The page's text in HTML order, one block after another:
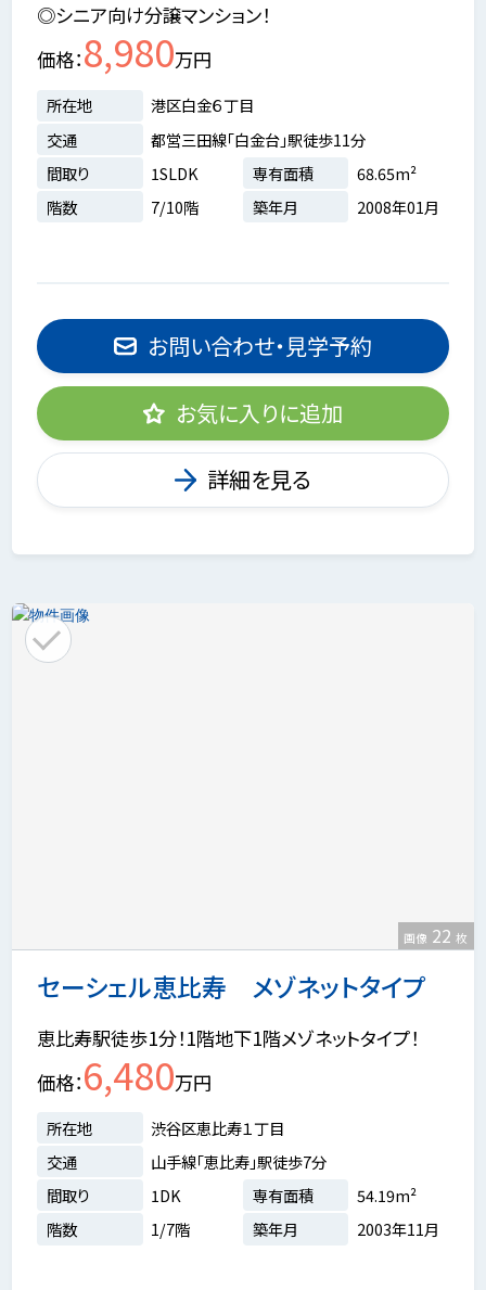
◎シニア向け分譲マンション！
価格 8,980万円
所在地
港区白金６丁目
交通
都営三田線「白金台」駅徒歩11分
間取り
1SLDK 専有面積
68.65m²
階数
7/10階 築年月 2008年01月
お問い合わせ・見学予約
お気に入りに追加
詳細を見る
セーシェル恵比寿 メゾネットタイプ
画像 22 枚
恵比寿駅徒歩1分！1階地下1階メゾネットタイプ！
価格 6,480万円
所在地
渋谷区恵比寿１丁目
交通
山手線「恵比寿」駅徒歩7分
間取り
1DK 専有面積
54.19m²
階数
1/7階 築年月 2003年11月